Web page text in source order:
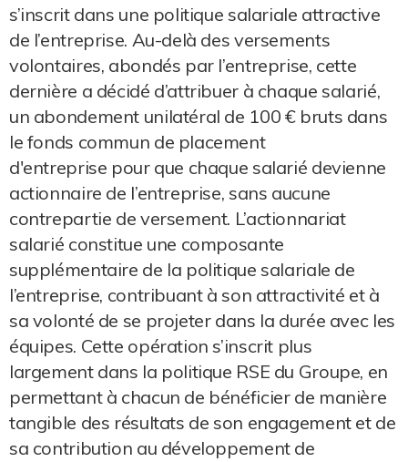
s’inscrit dans une politique salariale attractive
de l’entreprise. Au-delà des versements
volontaires, abondés par l’entreprise, cette
dernière a décidé d’attribuer à chaque salarié,
un abondement unilatéral de 100 € bruts dans
le fonds commun de placement
d'entreprise pour que chaque salarié devienne
actionnaire de l’entreprise, sans aucune
contrepartie de versement. L’actionnariat
salarié constitue une composante
supplémentaire de la politique salariale de
l’entreprise, contribuant à son attractivité et à
sa volonté de se projeter dans la durée avec les
équipes. Cette opération s’inscrit plus
largement dans la politique RSE du Groupe, en
permettant à chacun de bénéficier de manière
tangible des résultats de son engagement et de
sa contribution au développement de